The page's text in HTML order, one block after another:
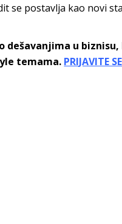
se postavlja kao novi
dešavanjima u
temama. PRIJAVITE